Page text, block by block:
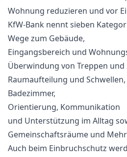
Wohnung reduzieren und vor
KfW-Bank nennt sieben
Wege zum Gebäude,
Eingangsbereich und
Überwindung von Treppen und
Raumaufteilung und Schwellen,
Badezimmer,
Orientierung, Kommunikation
und Unterstützung im Alltag
Gemeinschaftsräume und
Auch beim Einbruchschutz